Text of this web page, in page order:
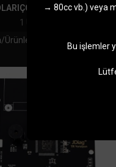
ÇOK SATANLAR
1 Ürün
JDIAG
Ürünler “JDiag Ana Kart”
→ 80cc vb.) veya
Bu işlemler